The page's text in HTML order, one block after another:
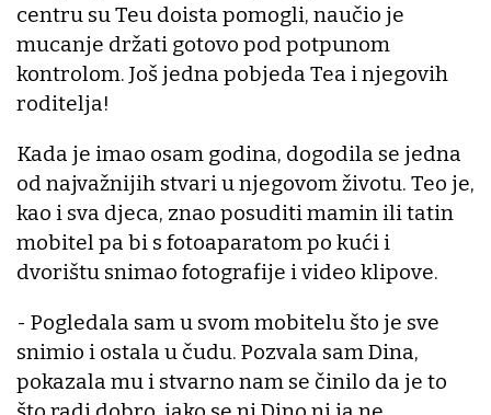
centru su Teu doista pomogli, naučio je
mucanje držati gotovo pod potpunom
kontrolom. Još jedna pobjeda Tea i njegovih
roditelja!
Kada je imao osam godina, dogodila se jedna
od najvažnijih stvari u njegovom životu. Teo je,
kao i sva djeca, znao posuditi mamin ili tatin
mobitel pa bi s fotoaparatom po kući i
dvorištu snimao fotografije i video klipove.
- Pogledala sam u svom mobitelu što je sve
snimio i ostala u čudu. Pozvala sam Dina,
pokazala mu i stvarno nam se činilo da je to